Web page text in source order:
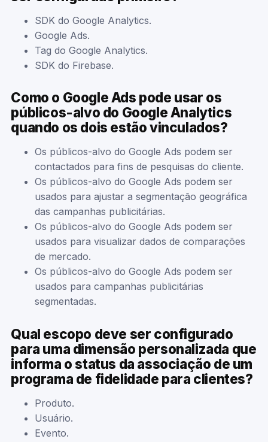
SDK do Google Analytics.
Google Ads.
Tag do Google Analytics.
SDK do Firebase.
Como o Google Ads pode usar os
públicos-alvo do Google Analytics
quando os dois estão vinculados?
Os públicos-alvo do Google Ads podem ser
contactados para fins de pesquisas do cliente.
Os públicos-alvo do Google Ads podem ser
usados para ajustar a segmentação geográfica
das campanhas publicitárias.
Os públicos-alvo do Google Ads podem ser
usados para visualizar dados de comparações
de mercado.
Os públicos-alvo do Google Ads podem ser
usados para campanhas publicitárias
segmentadas.
Qual escopo deve ser configurado
para uma dimensão personalizada que
informa o status da associação de um
programa de fidelidade para clientes?
Produto.
Usuário.
Evento.